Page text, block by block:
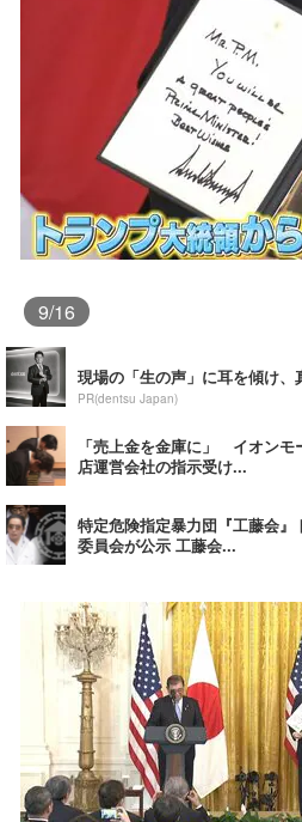
9/16
現場の「生の声」に耳を傾け、
PR(dentsu Japan)
「売上金を金庫に」 イオン
店運営会社の指示受け...
特定危険指定暴力団『工藤会
委員会が公示 工藤会...